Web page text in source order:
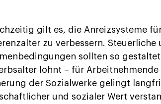
gilt es, die Anreizsysteme
zu verbessern.
sollten so
lohnt – für
der Sozialwerke gelingt
und sozialer Wert